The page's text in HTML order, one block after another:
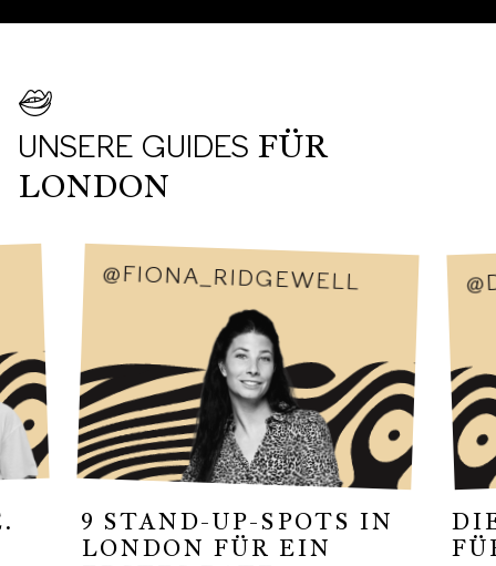
UNSERE GUIDES FÜR
LONDON
@FIONA_RIDGEWELL
9 STAND-UP-SPOTS IN
LONDON FÜR EIN